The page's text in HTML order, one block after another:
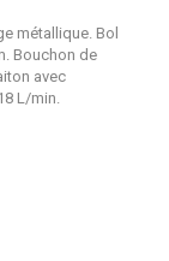
métallique. Bol
Bouchon de
avec
L/min.